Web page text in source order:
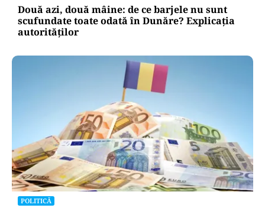
Două azi, două mâine: de ce barjele nu sunt
scufundate toate odată în Dunăre? Explicația
autorităților
POLITICĂ